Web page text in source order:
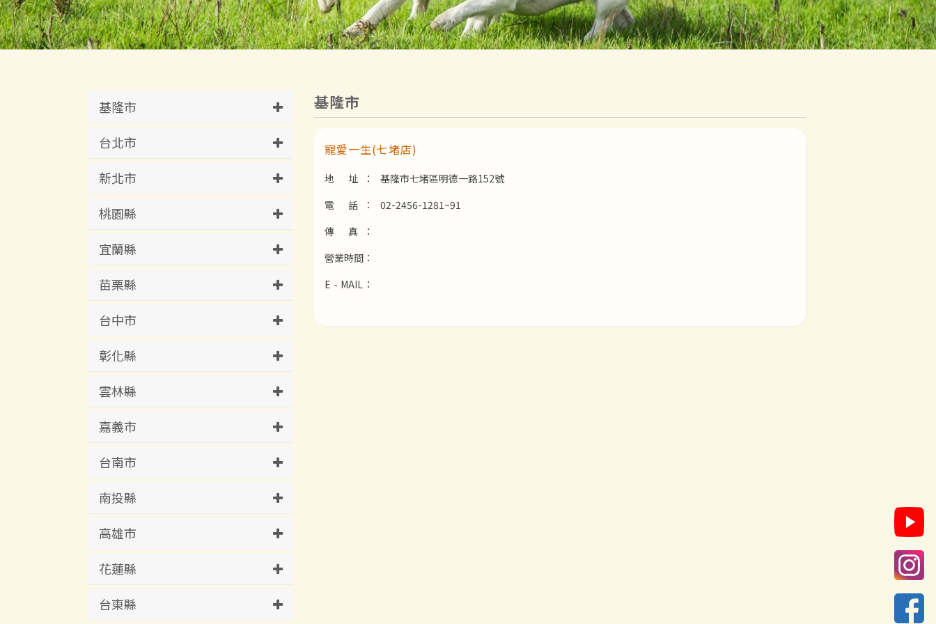
基隆市
台北市
新北市
桃園縣
宜蘭縣
苗栗縣
台中市
彰化縣
雲林縣
嘉義市
台南市
南投縣
高雄市
花蓮縣
台東縣
基隆市
寵愛一生(七堵店)
地 址：
基隆市七堵區明德一路152號
電 話：
02-2456-1281~91
傳 真：
營業時間：
E - MAIL：